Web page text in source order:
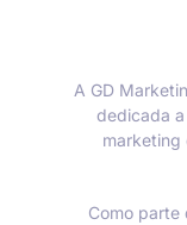
A GD
dedicada
marketing
Como parte